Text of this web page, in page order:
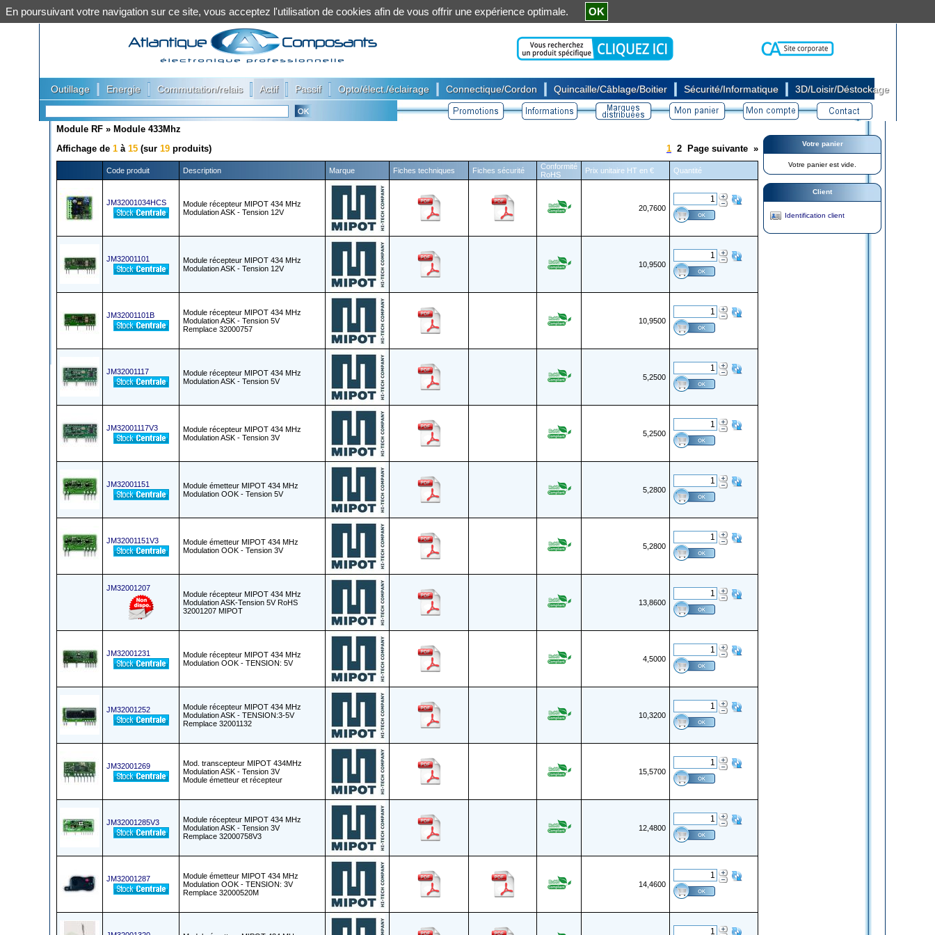
Outillage Energie Commutation/relais Actif Passif Opto/élect./éclairage Connectique/Cordon Quincaille/Câblage/Boitier Sécurité/Informatique 3D/Loisir/Déstockage
Module RF » Module 433Mhz
Affichage de 1 à 15 (sur 19 produits) 1 2 Page suivante »
Code produit Description Marque Fiches techniques Fiches sécurité
Conformité
RoHS
Prix unitaire HT en € Quantité
JM32001034HCS
Module récepteur MIPOT 434 MHz
Modulation ASK - Tension 12V
20,7600
JM32001101
Module récepteur MIPOT 434 MHz
Modulation ASK - Tension 12V
10,9500
JM32001101B
Module récepteur MIPOT 434 MHz
Modulation ASK - Tension 5V
Remplace 32000757
10,9500
JM32001117
Module récepteur MIPOT 434 MHz
Modulation ASK - Tension 5V
5,2500
JM32001117V3
Module récepteur MIPOT 434 MHz
Modulation ASK - Tension 3V
5,2500
JM32001151
Module émetteur MIPOT 434 MHz
Modulation OOK - Tension 5V
5,2800
JM32001151V3
Module émetteur MIPOT 434 MHz
Modulation OOK - Tension 3V
5,2800
JM32001207
Module récepteur MIPOT 434 MHz
Modulation ASK-Tension 5V RoHS
32001207 MIPOT
13,8600
JM32001231
Module récepteur MIPOT 434 MHz
Modulation OOK - TENSION: 5V
4,5000
JM32001252
Module récepteur MIPOT 434 MHz
Modulation ASK - TENSION:3-5V
Remplace 32001132
10,3200
JM32001269
Mod. transcepteur MIPOT 434MHz
Modulation ASK - Tension 3V
Module émetteur et récepteur
15,5700
JM32001285V3
Module récepteur MIPOT 434 MHz
Modulation ASK - Tension 3V
Remplace 32000758V3
12,4800
JM32001287
Module émetteur MIPOT 434 MHz
Modulation OOK - TENSION: 3V
Remplace 32000520M
14,4600
Votre panier
Votre panier est vide.
Client
Identification client
En poursuivant votre navigation sur ce site, vous acceptez l'utilisation de cookies afin de vous offrir une expérience optimale. OK